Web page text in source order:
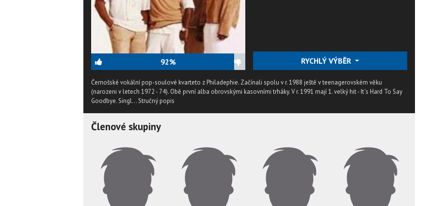
92% RYCHLÝ VÝBĚR
Černošské vokální pop-soulové kvarteto z Philadephie. Začínali spolu v r. 1988 ještě v teenagerovském věku
(narozeni v letech 1972 - 74). Obě první alba obrovskými kasovními trháky. V r. 1991 mají 1. velký hit - It´s Hard To Say
Goodbye. Singl...Stručný popis
Členové skupiny